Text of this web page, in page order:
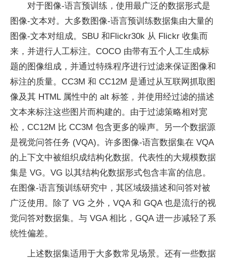
对于图像-语言预训练，使用最广泛的数据形式是
图像-文本对。大多数图像-语言预训练数据集由大量的
图像-文本对组成。SBU 和Flickr30k 从 Flickr 收集而
来，并进行人工标注。COCO 由带有五个人工生成标
题的图像组成，并通过特殊程序进行过滤来保证图像和
标注的质量。CC3M 和 CC12M 是通过从互联网抓取图
像及其 HTML 属性中的 alt 标签，并使用经过滤的描述
文本来标注这些图片而构建的。由于过滤策略相对宽
松，CC12M 比 CC3M 包含更多的噪声。另一个数据源
是视觉问答任务 (VQA)。许多图像-语言数据集在 VQA
的上下文中被组织成结构化数据。代表性的大规模数据
集是 VG。VG 以其结构化数据形式包含丰富的信息。
在图像-语言预训练研究中，其区域级描述和问答对被
广泛使用。除了 VG 之外，VQA 和 GQA 也是流行的视
觉问答对数据集。与 VGA 相比，GQA 进一步减轻了系
统性偏差。
上述数据集适用于大多数常见场景。还有一些数据